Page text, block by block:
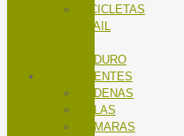
BICICLETAS
TRAIL
ENDURO
COMPONENTES
CADENAS
CALAS
CÁMARAS